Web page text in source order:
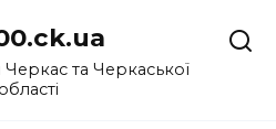
та Черкаської
області